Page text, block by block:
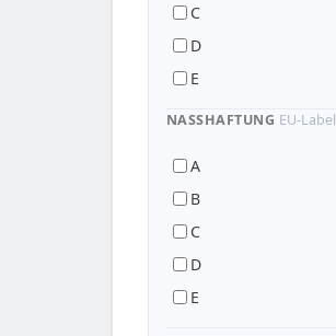
C
D
E
NASSHAFTUNG EU-Label
A
B
C
D
E